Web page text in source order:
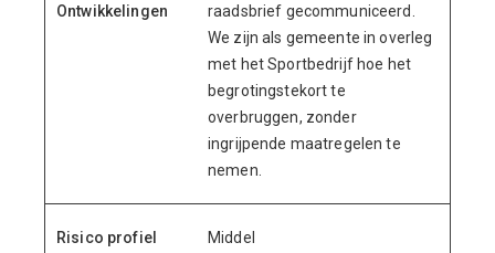
Ontwikkelingen
raadsbrief gecommuniceerd.
We zijn als gemeente in overleg
met het Sportbedrijf hoe het
begrotingstekort te
overbruggen, zonder
ingrijpende maatregelen te
nemen.
Risico profiel Middel